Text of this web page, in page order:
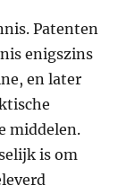
Patenten
enigszins
en later
middelen.
is om